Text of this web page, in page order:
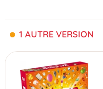
1 AUTRE VERSION